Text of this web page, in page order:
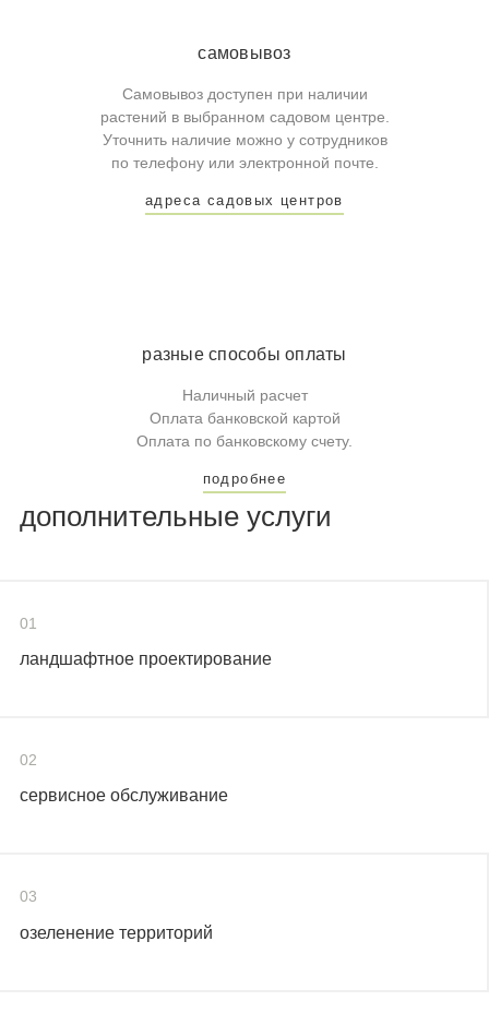
самовывоз
Самовывоз доступен при наличии
растений в выбранном садовом центре.
Уточнить наличие можно у сотрудников
по телефону или электронной почте.
адреса садовых центров
разные способы оплаты
Наличный расчет
Оплата банковской картой
Оплата по банковскому счету.
подробнее
дополнительные услуги
01
ландшафтное проектирование
02
сервисное обслуживание
03
озеленение территорий